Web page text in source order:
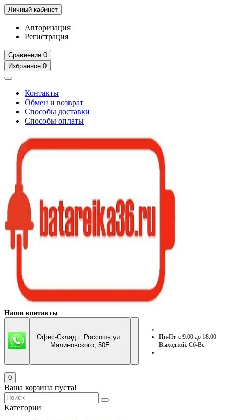
Личный кабинет
Авторизация
Регистрация
Сравнение:0
Избранное:0
Контакты
Обмен и возврат
Способы доставки
Способы оплаты
Наши контакты
Офис-Склад г. Россошь ул.
Малиновского, 50Е
Пн-Пт. с 9:00 до 18:00
Выходной: Сб-Вс.
0
Ваша корзина пуста!
Категории